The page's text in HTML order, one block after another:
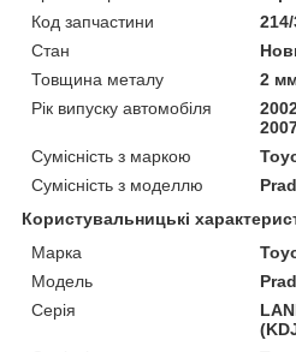
Код запчастини
Стан
Товщина металу
2
Рік випуску автомобіля
Сумісність з маркою
Сумісність з моделлю
Користувальницькі
Марка
Модель
Серія